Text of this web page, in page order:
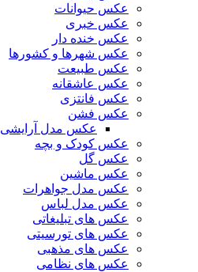
عکس حیوانات
عکس خبری
عکس خنده دار
عکس شهرها و کشورها
عکس طبیعت
عکس عاشقانه
عکس فانتزی
عکس فشن
عکس مدل آرایشی
عکس کودک و بچه
عکس گل
عکس ماشین
عکس مدل جواهرات
عکس مدل لباس
عکس های تبلیغاتی
عکس های تورسیتی
عکس های مذهبی
عکس های نظامی